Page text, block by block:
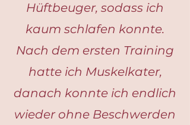
Hüftbeuger, sodass ich
kaum schlafen konnte.
Nach dem ersten Training
hatte ich Muskelkater,
danach konnte ich endlich
wieder ohne Beschwerden